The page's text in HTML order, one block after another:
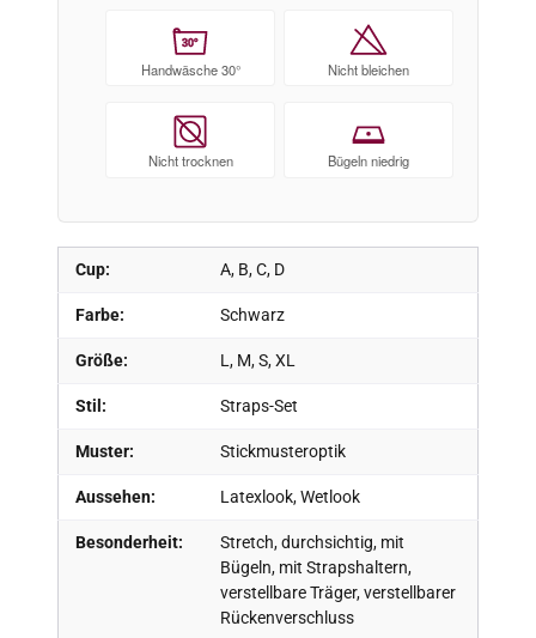
Cup: A, B, C, D
Farbe: Schwarz
Größe: L, M, S, XL
Stil: Straps-Set
Muster: Stickmusteroptik
Aussehen: Latexlook, Wetlook
Besonderheit:
Stretch, durchsichtig, mit
Bügeln, mit Strapshaltern,
verstellbare Träger, verstellbarer
Rückenverschluss
30°
Handwäsche 30° Nicht bleichen
Nicht trocknen Bügeln niedrig